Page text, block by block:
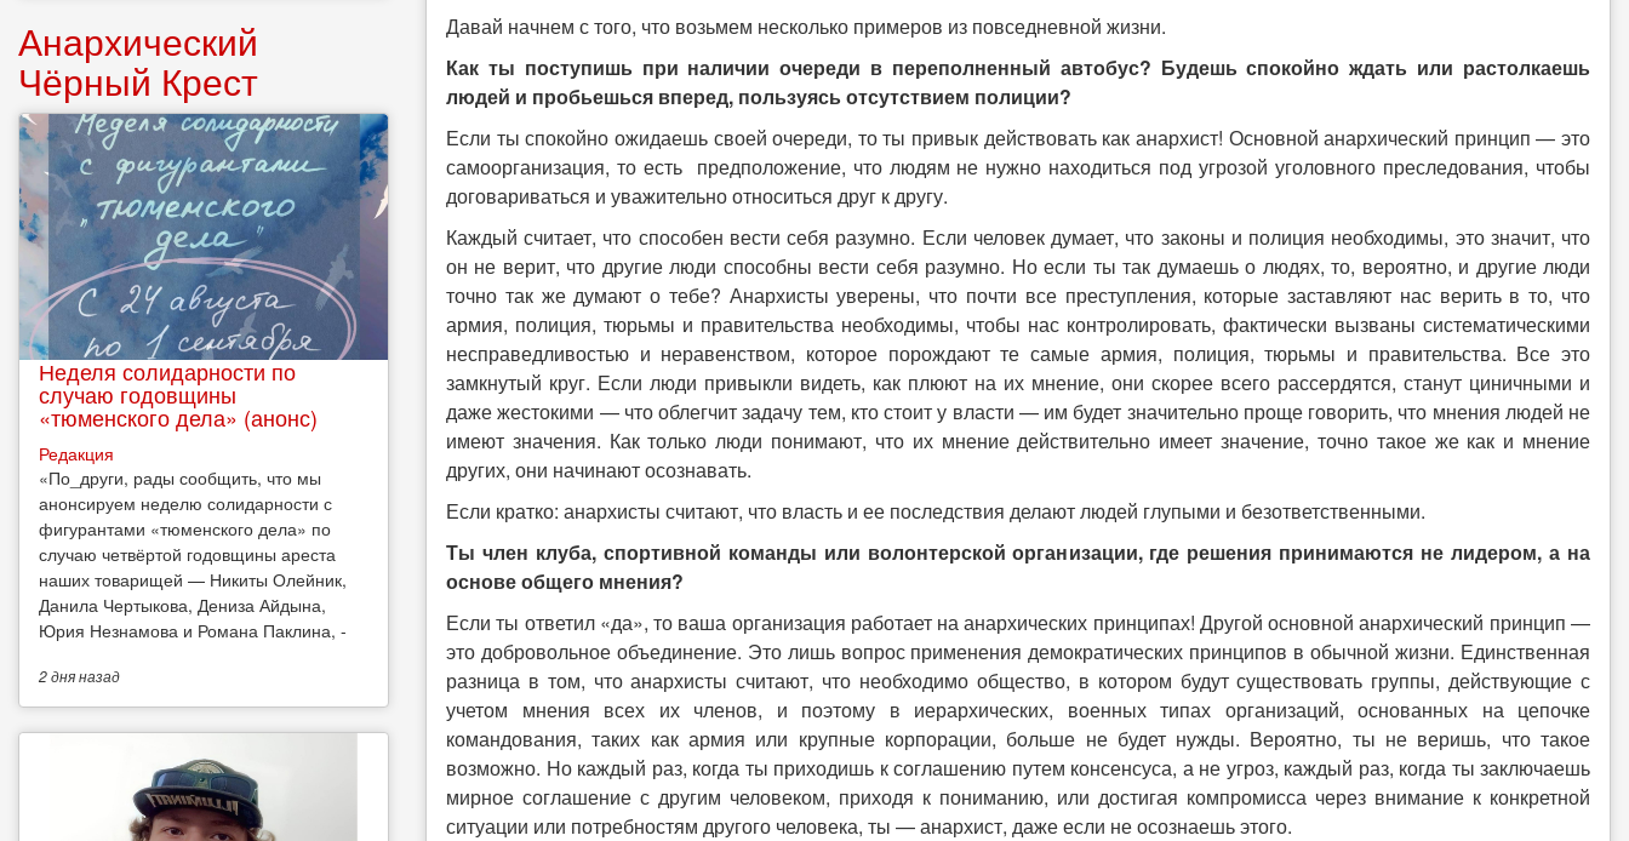
Давай начнем с того, что возьмем несколько примеров из повседневной жизни.
Как ты поступишь при наличии очереди в переполненный автобус? Будешь спокойно ждать или растолкаешь
людей и пробьешься вперед, пользуясь отсутствием полиции?
Если ты спокойно ожидаешь своей очереди, то ты привык действовать как анархист! Основной анархический принцип — это
самоорганизация, то есть предположение, что людям не нужно находиться под угрозой уголовного преследования, чтобы
договариваться и уважительно относиться друг к другу.
Каждый считает, что способен вести себя разумно. Если человек думает, что законы и полиция необходимы, это значит, что
он не верит, что другие люди способны вести себя разумно. Но если ты так думаешь о людях, то, вероятно, и другие люди
точно так же думают о тебе? Анархисты уверены, что почти все преступления, которые заставляют нас верить в то, что
армия, полиция, тюрьмы и правительства необходимы, чтобы нас контролировать, фактически вызваны систематическими
несправедливостью и неравенством, которое порождают те самые армия, полиция, тюрьмы и правительства. Все это
замкнутый круг. Если люди привыкли видеть, как плюют на их мнение, они скорее всего рассердятся, станут циничными и
даже жестокими — что облегчит задачу тем, кто стоит у власти — им будет значительно проще говорить, что мнения людей не
имеют значения. Как только люди понимают, что их мнение действительно имеет значение, точно такое же как и мнение
других, они начинают осознавать.
Если кратко: анархисты считают, что власть и ее последствия делают людей глупыми и безответственными.
Ты член клуба, спортивной команды или волонтерской организации, где решения принимаются не лидером, а на
основе общего мнения?
Если ты ответил «да», то ваша организация работает на анархических принципах! Другой основной анархический принцип —
это добровольное объединение. Это лишь вопрос применения демократических принципов в обычной жизни. Единственная
разница в том, что анархисты считают, что необходимо общество, в котором будут существовать группы, действующие с
учетом мнения всех их членов, и поэтому в иерархических, военных типах организаций, основанных на цепочке
командования, таких как армия или крупные корпорации, больше не будет нужды. Вероятно, ты не веришь, что такое
возможно. Но каждый раз, когда ты приходишь к соглашению путем консенсуса, а не угроз, каждый раз, когда ты заключаешь
мирное соглашение с другим человеком, приходя к пониманию, или достигая компромисса через внимание к конкретной
ситуации или потребностям другого человека, ты — анархист, даже если не осознаешь этого.
Анархический
Чёрный Крест
Неделя солидарности по
случаю годовщины
«тюменского дела» (анонс)
Редакция
​«По_други, рады сообщить, что мы
анонсируем неделю солидарности с
фигурантами «тюменского дела» по
случаю четвёртой годовщины ареста
наших товарищей — Никиты Олейник,
Данила Чертыкова, Дениза Айдына,
Юрия Незнамова и Романа Паклина, -
2 дняназад